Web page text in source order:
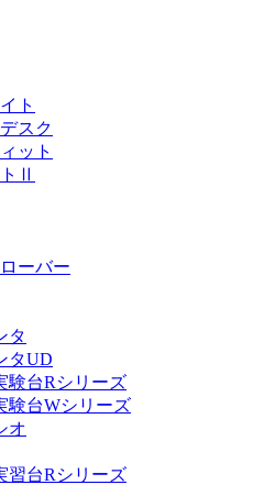
ト
スク
ット
Ⅱ
ーバー
タ
タUD
験台Rシリーズ
験台Wシリーズ
オ
習台Rシリーズ